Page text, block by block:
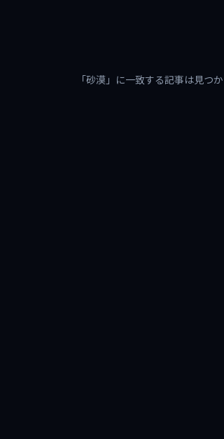
「砂漠」に一致する記事は見つ